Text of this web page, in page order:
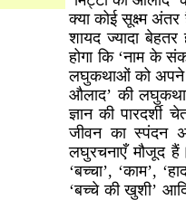
क्या कोई सूक्ष्म
शायद ज्यादा
होगा कि ‘नाम के
लघुकथाओं को अपने
औलाद’ की
ज्ञान की
जीवन का स्पंदन
लघुरचनाएँ मौजूद
‘बच्चा’, ‘काम’,
‘बच्चे की खुशी’